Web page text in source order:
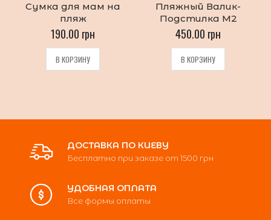
0
out
of
5
Сумка для мам на
пляж
190.00 грн
В КОРЗИНУ
0
of
5
Пляжный Валик-
Подстилка М2
450.00 грн
В КОРЗИНУ
ДОСТАВКА ПО КИЕВУ
Бесплатно при заказе от 1500 грн
УДОБНАЯ ОПЛАТА
Все формы оплаты